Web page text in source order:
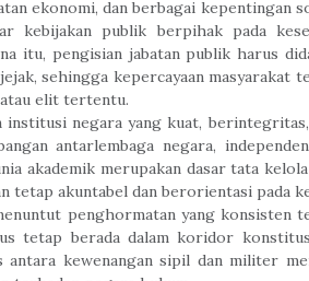
ekonomi, dan berbagai kepentingan
kebijakan publik berpihak pada
itu, pengisian jabatan publik harus
sehingga kepercayaan masyarakat
elit tertentu.
institusi negara yang kuat,
antarlembaga negara,
akademik merupakan dasar tata
tetap akuntabel dan berorientasi pada
penghormatan yang konsisten
tetap berada dalam koridor
antara kewenangan sipil dan militer